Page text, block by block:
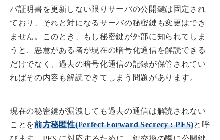
バ証明書を更新しない限りサーバの公開鍵は固定され
ており、それと対になるサーバの秘密鍵も変更はでき
ません。このとき、もし秘密鍵が外部に知られてしま
うと、悪意がある者が現在の暗号化通信を解読できる
だけでなく、過去の暗号化通信の記録が保管されてい
ればその内容も解読できてしまう問題があります。
現在の秘密鍵が漏洩しても過去の通信は解読されない
ことを前方秘匿性(Perfect Forward Secrecy : PFS)と呼
びます。PFS に対応するために、鍵交換の際に公開鍵